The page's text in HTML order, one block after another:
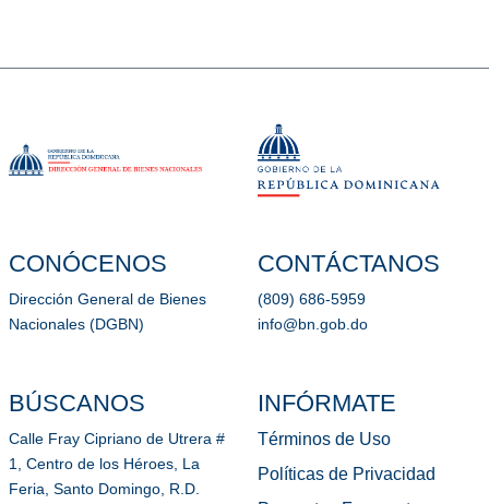
CONÓCENOS
Dirección General de Bienes
Nacionales (DGBN)
BÚSCANOS
Calle Fray Cipriano de Utrera #
1, Centro de los Héroes, La
Feria, Santo Domingo, R.D.
CONTÁCTANOS
(809) 686-5959
info@bn.gob.do
INFÓRMATE
Términos de Uso
Políticas de Privacidad